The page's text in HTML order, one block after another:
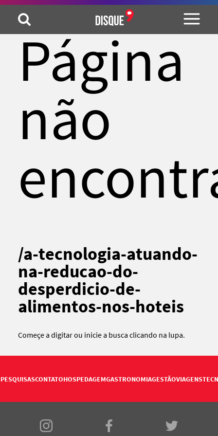
Página
não
/a-tecnologia-atuando-
na-reducao-do-
desperdicio-de-
alimentos-nos-hoteis
Começe a digitar ou inicie a busca clicando na lupa.
PESQUISASCONTATOHOSPEDAGEMGASTRONOMIAGESTÃOVIAGENS